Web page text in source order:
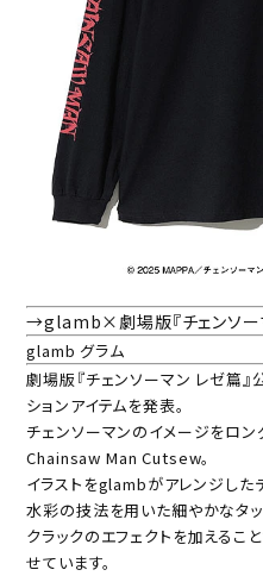
→glamb×劇場版『チェンソー
glamb グラム
劇場版『チェンソーマン レゼ篇
ションアイテムを発表。
チェンソーマンのイメージをロ
Chainsaw Man Cutsew。
イラストをglambがアレンジした
水彩の技法を用いた細やかなタッ
クラックのエフェクトを加える
せています。